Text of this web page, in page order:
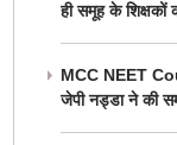
ही समूह के
MCC NEET
जेपी नड्डा ने की